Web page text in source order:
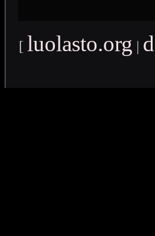
[ luolasto.org |